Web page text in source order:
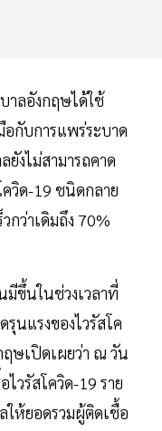
าลอังกฤษได้ใช้
อกับการแพร่ระบาด
งไม่สามารถคาด
ควิด-19 ชนิดกลาย
กว่าเดิมถึง 70%
ขึ้นในช่วงเวลาที่
นแรงของไวรัสโค
ษเปิดเผยว่า ณ วัน
วรัสโควิด-19 ราย
ให้ยอดรวมผู้ติดเชื้อ